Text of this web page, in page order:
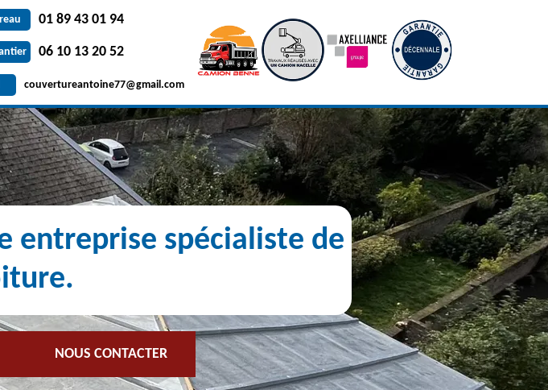
01 89 43 01 94
06 10 13 20 52
couvertureantoine77@gmail.com
entreprise spécialiste de
NOUS CONTACTER